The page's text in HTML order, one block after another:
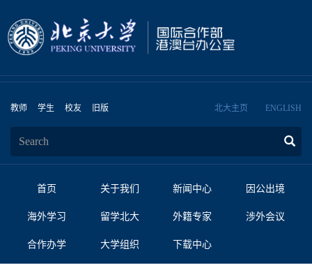
教师 学生 校友 旧版 北大主页 ENGLISH
首页 关于我们 新闻中心 因公出境
海外学习 留学北大 外籍专家 涉外会议
合作办学 大学组织 下载中心